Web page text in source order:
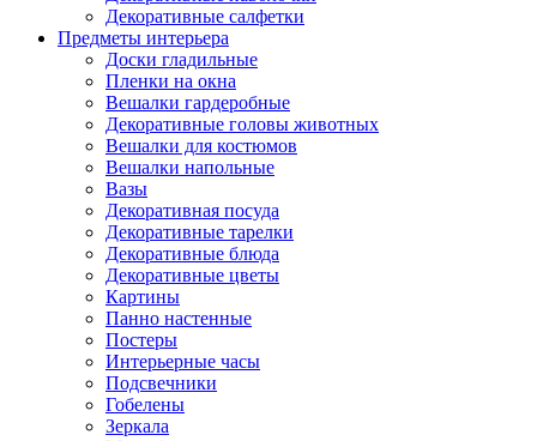
Декоративные салфетки
Предметы интерьера
Доски гладильные
Пленки на окна
Вешалки гардеробные
Декоративные головы животных
Вешалки для костюмов
Вешалки напольные
Вазы
Декоративная посуда
Декоративные тарелки
Декоративные блюда
Декоративные цветы
Картины
Панно настенные
Постеры
Интерьерные часы
Подсвечники
Гобелены
Зеркала